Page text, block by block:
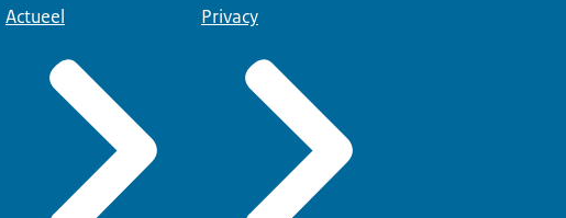
Actueel Privacy